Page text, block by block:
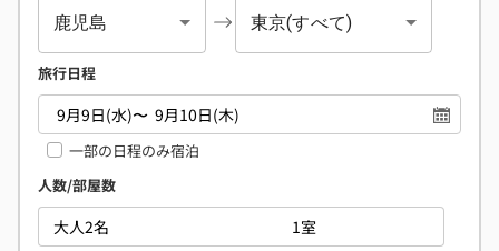
鹿児島 東京(すべて)
旅行日程
一部の日程のみ宿泊
人数/部屋数